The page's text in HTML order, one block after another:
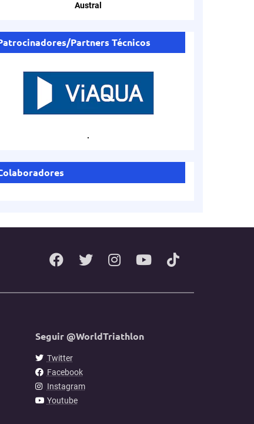
Austral
Partners Técnicos
.
Seguir @WorldTriathlon
Twitter
Facebook
Instagram
Youtube